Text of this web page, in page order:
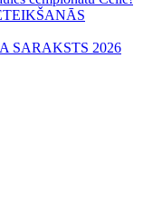
SARAKSTS 2026